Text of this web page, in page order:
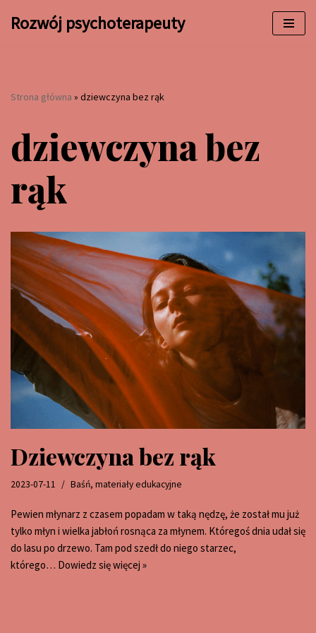
Rozwój psychoterapeuty
Strona główna » dziewczyna bez rąk
dziewczyna bez
rąk
Dziewczyna bez rąk
2023-07-11 Baśń, materiały edukacyjne
Pewien młynarz z czasem popadam w taką nędzę, że został mu już
tylko młyn i wielka jabłoń rosnąca za młynem. Któregoś dnia udał się
do lasu po drzewo. Tam pod szedł do niego starzec,
którego… Dowiedz się więcej »